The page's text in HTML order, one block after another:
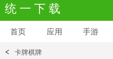
统 一 下 载
安卓应用
首页 应用 手游
卡牌棋牌